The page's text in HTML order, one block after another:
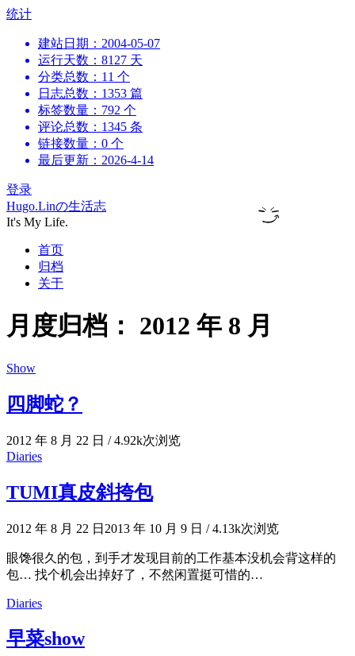
跳
统计
建站日期：2004-05-07
运行天数：8127 天
分类总数：11 个
日志总数：1353 篇
标签数量：792 个
评论总数：1345 条
链接数量：0 个
最后更新：2026-4-14
登录
Hugo.Linの生活志
It's My Life.
首页
归档
关于
月度归档： 2012 年 8 月
Show
四脚蛇？
2012 年 8 月 22 日 /4.92k次浏览
Diaries
TUMI真皮斜挎包
2012 年 8 月 22 日 2013 年 10 月 9 日 /4.13k次浏览
眼馋很久的包，到手才发现目前的工作基本没机会背这样的
包… 找个机会出掉好了，不然闲置挺可惜的…
Diaries
早菜show